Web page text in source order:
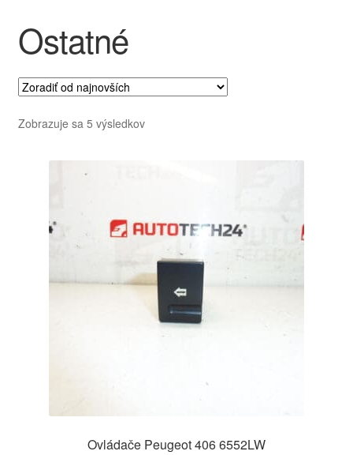
Kontakt
Košík
Obchodné podmienky
Ochrana osobních údajů
Ostatné
Zobrazuje sa 5 výsledkovZoradené
Ovládače Peugeot 406 6552LW